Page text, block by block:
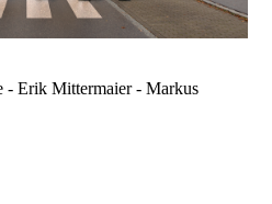
Erik Mittermaier - Markus